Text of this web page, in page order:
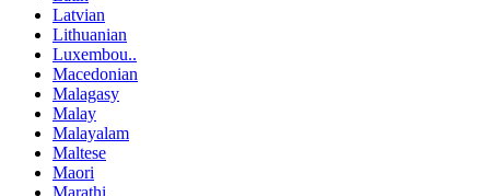
Latvian
Lithuanian
Luxembou..
Macedonian
Malagasy
Malay
Malayalam
Maltese
Maori
Marathi